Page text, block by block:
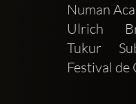
Numan
Ulrich
Tukur
Festival de